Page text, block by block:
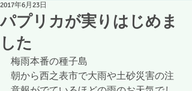
パプリカが実りはじめま
した
2017年6月23日
梅雨本番の種子島
朝から西之表市で大雨や土砂災害の注